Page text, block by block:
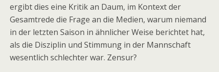
ergibt dies eine Kritik an Daum, im Kontext der
Gesamtrede die Frage an die Medien, warum niemand
in der letzten Saison in ähnlicher Weise berichtet hat,
als die Disziplin und Stimmung in der Mannschaft
wesentlich schlechter war. Zensur?